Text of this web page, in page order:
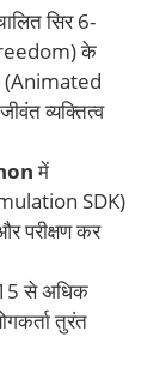
सिर 6-
के
(Animated
व्यक्तित्व
में
SDK)
परीक्षण कर
से अधिक
तुरंत